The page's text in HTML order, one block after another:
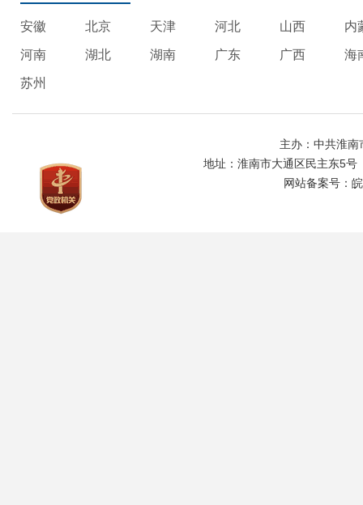
安徽 北京 天津 河北 山西 内
河南 湖北 湖南 广东 广西 海
苏州
主办：中共淮
地址：淮南市大通区民主东5号
网站备案号：